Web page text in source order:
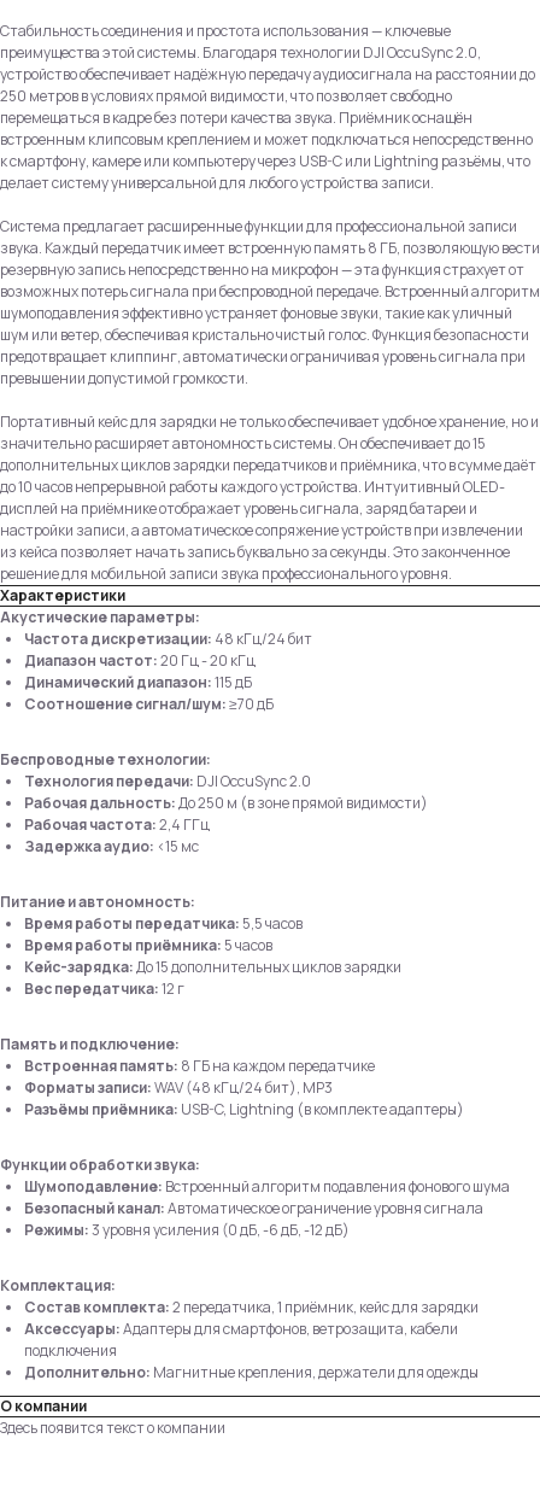
Стабильность соединения и простота использования — ключевые
преимущества этой системы. Благодаря технологии DJI OccuSync 2.0,
устройство обеспечивает надёжную передачу аудиосигнала на расстоянии до
250 метров в условиях прямой видимости, что позволяет свободно
перемещаться в кадре без потери качества звука. Приёмник оснащён
встроенным клипсовым креплением и может подключаться непосредственно
к смартфону, камере или компьютеру через USB-C или Lightning разъёмы, что
делает систему универсальной для любого устройства записи.
Система предлагает расширенные функции для профессиональной записи
звука. Каждый передатчик имеет встроенную память 8 ГБ, позволяющую вести
резервную запись непосредственно на микрофон — эта функция страхует от
возможных потерь сигнала при беспроводной передаче. Встроенный алгоритм
шумоподавления эффективно устраняет фоновые звуки, такие как уличный
шум или ветер, обеспечивая кристально чистый голос. Функция безопасности
предотвращает клиппинг, автоматически ограничивая уровень сигнала при
превышении допустимой громкости.
Портативный кейс для зарядки не только обеспечивает удобное хранение, но и
значительно расширяет автономность системы. Он обеспечивает до 15
дополнительных циклов зарядки передатчиков и приёмника, что в сумме даёт
до 10 часов непрерывной работы каждого устройства. Интуитивный OLED-
дисплей на приёмнике отображает уровень сигнала, заряд батареи и
настройки записи, а автоматическое сопряжение устройств при извлечении
из кейса позволяет начать запись буквально за секунды. Это законченное
решение для мобильной записи звука профессионального уровня.
Характеристики
Акустические параметры:
Частота дискретизации: 48 кГц/24 бит
Диапазон частот:20 Гц - 20 кГц
Динамический диапазон:115 дБ
Соотношение сигнал/шум:≥70 дБ
Беспроводные технологии:
Технология передачи: DJI OccuSync 2.0
Рабочая дальность:До 250 м (в зоне прямой видимости)
Рабочая частота:2,4 ГГц
Задержка аудио: <15 мс
Питание и автономность:
Время работы передатчика: 5,5 часов
Время работы приёмника: 5 часов
Кейс-зарядка:До 15 дополнительных циклов зарядки
Вес передатчика:12 г
Память и подключение:
Встроенная память: 8 ГБ на каждом передатчике
Форматы записи:WAV (48 кГц/24 бит), MP3
Разъёмы приёмника: USB-C, Lightning (в комплекте адаптеры)
Функции обработки звука:
Шумоподавление: Встроенный алгоритм подавления фонового шума
Безопасный канал:Автоматическое ограничение уровня сигнала
Режимы:3 уровня усиления (0 дБ, -6 дБ, -12 дБ)
Комплектация:
Состав комплекта:2 передатчика, 1 приёмник, кейс для зарядки
Аксессуары:Адаптеры для смартфонов, ветрозащита, кабели
подключения
Дополнительно: Магнитные крепления, держатели для одежды
О компании
Здесь появится текст о компании
Углубленная поддержка
Поможем подобрать оптимальное решение
подвашизадачи